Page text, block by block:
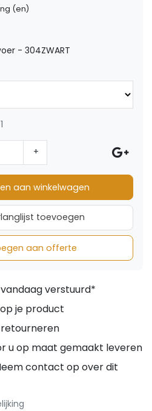
(en)
- 304ZWART
1
+
aan winkelwagen
toevoegen
aan offerte
verstuurd*
je product
retourneren
u op maat gemaakt leveren
contact op over dit